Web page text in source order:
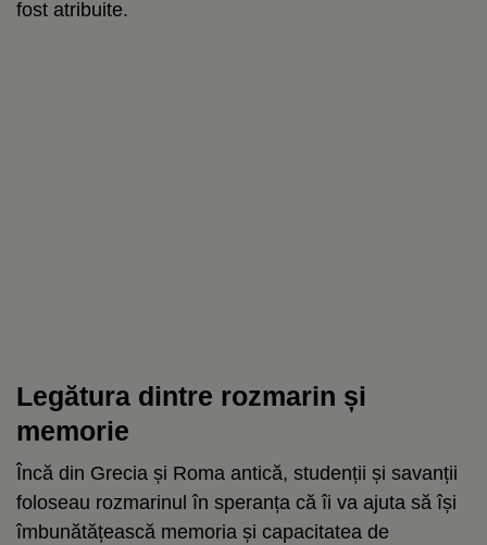
fost atribuite.
Legătura dintre rozmarin și
memorie
Încă din Grecia și Roma antică, studenții și savanții
foloseau rozmarinul în speranța că îi va ajuta să își
îmbunătățească memoria și capacitatea de